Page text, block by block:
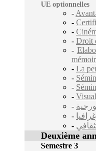
UE optionnelles
-
-
-
- Droit
-
- La
-
-
-
-
-
-
Deuxième
Semestre 3